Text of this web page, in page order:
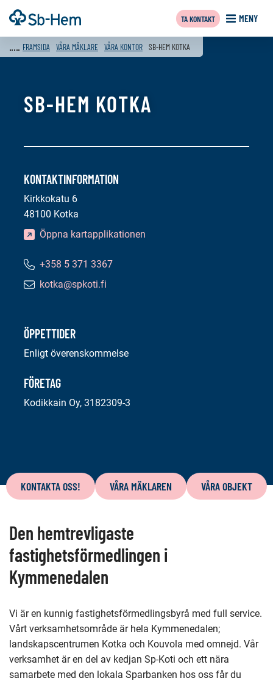
Till
innehållet
Framsida MENY
TA KONTAKT
FRAMSIDA VÅRA MÄKLARE VÅRA KONTOR SB-HEM KOTKA
SB-HEM KOTKA
KONTAKTINFORMATION
Kirkkokatu 6
48100 Kotka
Öppna kartapplikationen
Telefonnummer:
+358 5 371 3367
E-
kotka@spkoti.fi
ÖPPETTIDER
Enligt överenskommelse
FÖRETAG
Kodikkain Oy, 3182309-3
på
sida
KONTAKTA OSS! VÅRA MÄKLAREN VÅRA OBJEKT
Den hemtrevligaste
fastighetsförmedlingen i
Kymmenedalen
Vi är en kunnig fastighetsförmedlingsbyrå med full service.
Vårt verksamhetsområde är hela Kymmenedalen;
landskapscentrumen Kotka och Kouvola med omnejd. Vår
verksamhet är en del av kedjan Sp-Koti och ett nära
samarbete med den lokala Sparbanken hos oss får du